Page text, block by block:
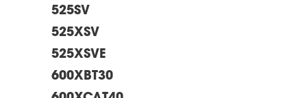
525SV
525XSV
525XSVE
600XBT30